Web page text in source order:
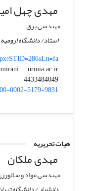
مهدی چهل
مهندسی برق
استاد/ دانشگاه ارومیه
m.amirani
urmia.ac.ir
4433484049
0002-5179-9831
هیات تحریریه
مهدی ملکان
مهندسی مواد و